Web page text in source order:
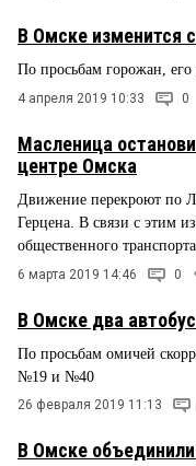
В Омске изменится
По просьбам горожан, его
4 апреля 2019 10:33 0
Масленица
центре Омска
Движение перекроют по
Герцена. В связи с этим
общественного транспорта
6 марта 2019 14:46 0
В Омске два
По просьбам омичей
№19 и №40
26 февраля 2019 11:13
В Омске